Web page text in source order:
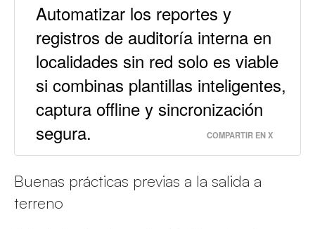
Automatizar los reportes y
registros de auditoría interna en
localidades sin red solo es viable
si combinas plantillas inteligentes,
captura offline y sincronización
segura.
COMPARTIR EN X
Buenas prácticas previas a la salida a
terreno